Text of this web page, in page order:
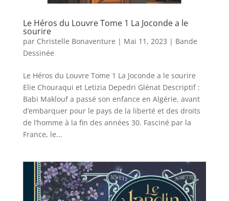
Le Héros du Louvre Tome 1 La Joconde a le
sourire
par Christelle Bonaventure | Mai 11, 2023 | Bande
Dessinée
Le Héros du Louvre Tome 1 La Joconde a le sourire
Elie Chouraqui et Letizia Depedri Glénat Descriptif :
Babi Maklouf a passé son enfance en Algérie, avant
d’embarquer pour le pays de la liberté et des droits
de l’homme à la fin des années 30. Fasciné par la
France, le...